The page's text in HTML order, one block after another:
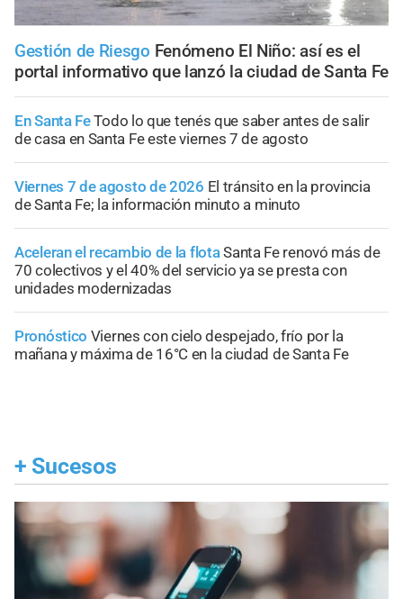
Gestión de Riesgo Fenómeno El Niño: así es el
portal informativo que lanzó la ciudad de Santa Fe
En Santa FeTodo lo que tenés que saber antes de salir
de casa en Santa Fe este viernes 7 de agosto
Viernes 7 de agosto de 2026 El tránsito en la provincia
de Santa Fe; la información minuto a minuto
Aceleran el recambio de la flotaSanta Fe renovó más de
70 colectivos y el 40% del servicio ya se presta con
unidades modernizadas
Pronóstico Viernes con cielo despejado, frío por la
mañana y máxima de 16°C en la ciudad de Santa Fe
+ Sucesos